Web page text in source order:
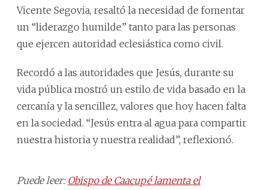
Vicente Segovia, resaltó la necesidad de fomentar
un “liderazgo humilde” tanto para las personas
que ejercen autoridad eclesiástica como civil.
Recordó a las autoridades que Jesús, durante su
vida pública mostró un estilo de vida basado en la
cercanía y la sencillez, valores que hoy hacen falta
en la sociedad. “Jesús entra al agua para compartir
nuestra historia y nuestra realidad”, reflexionó.
Puede leer: Obispo de Caacupé lamenta el